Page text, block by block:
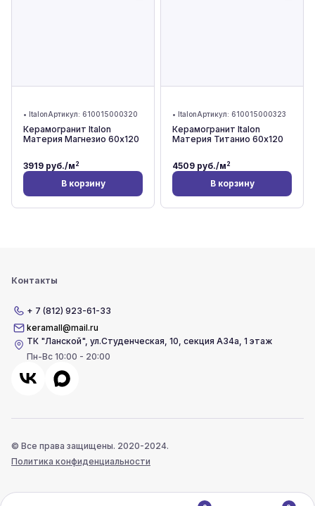
• ItalonАртикул: 610015000320
Керамогранит Italon
Материя Магнезио 60x120
3919 руб./м2
В корзину
• ItalonАртикул: 610015000323
Керамогранит Italon
Материя Титанио 60x120
4509 руб./м2
В корзину
Контакты
+ 7 (812) 923-61-33
keramall@mail.ru
ТК "Ланской",ул.Студенческая, 10, секция А34а, 1 этаж
Пн-Вс 10:00 - 20:00
© Все права защищены. 2020-2024.
Политика конфиденциальности